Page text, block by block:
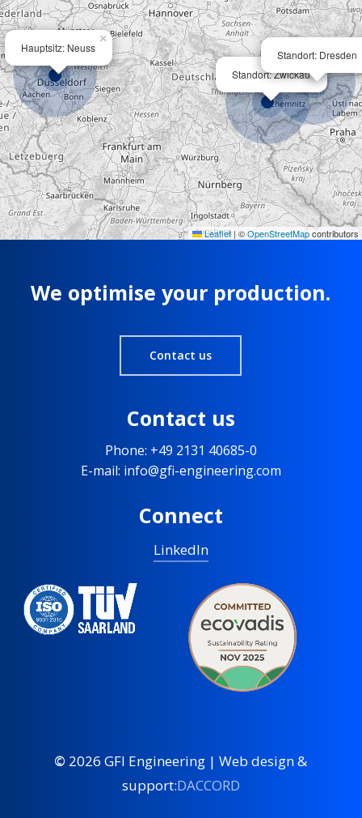
Hauptsitz: Neuss
×
Standort: Zwickau
Standort: Dresden
Leaflet | ©OpenStreetMapcontributors
We optimise your production.
Contact us
Contact us
Phone: +49 2131 40685-0
E-mail: info@gfi-engineering.com
Connect
LinkedIn
© 2026 GFI Engineering | Web design &
support:DACCORD